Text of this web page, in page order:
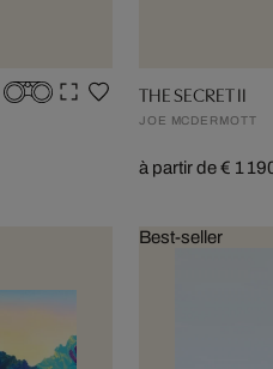
THE SECRET II
JOE MCDERMOTT
à partir de € 1
Best-seller